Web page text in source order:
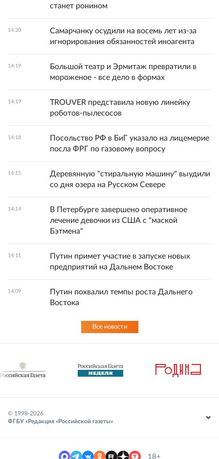
станет ронином
14:20
Самарчанку осудили на восемь лет из-за
игнорирования обязанностей иноагента
14:19
Большой театр и Эрмитаж превратили в
мороженое - все дело в формах
14:19
TROUVER представила новую линейку
роботов-пылесосов
14:18
Посольство РФ в БиГ указало на лицемерие
посла ФРГ по газовому вопросу
14:15
Деревянную "стиральную машину" выудили
со дня озера на Русском Севере
14:14
В Петербурге завершено оперативное
лечение девочки из США с "маской
Бэтмена"
14:11
Путин примет участие в запуске новых
предприятий на Дальнем Востоке
14:09
Путин похвалил темпы роста Дальнего
Востока
Все новости
© 1998-2026
ФГБУ «Редакция «Российской газеты»
18+